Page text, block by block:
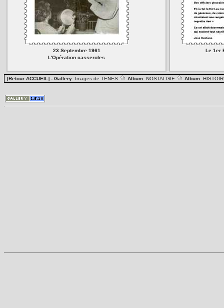
23 Septembre 1961
L'Opération casseroles
Le 1er
[Retour ACCUEIL] - Gallery: Images de TENES Album: NOSTALGIE Album: